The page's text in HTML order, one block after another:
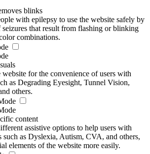
blinks
with epilepsy to use the website safely by
that result from flashing or blinking
combinations.
website for the convenience of users with
as Degrading Eyesight, Tunnel Vision,
others.
content
assistive options to help users with
such as Dyslexia, Autism, CVA, and others,
elements of the website more easily.